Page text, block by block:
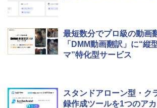
最短数分でプロ級の動画
「DMM動画翻訳」に“縦
マ”特化型サービス
スタンドアローン型・ク
録作成ツールを1つのア